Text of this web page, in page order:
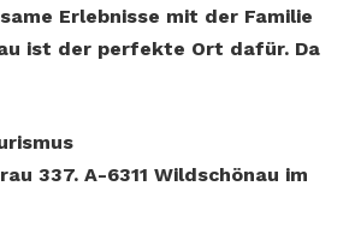
Erlebnisse mit der Familie
ist der perfekte Ort dafür. Da
337. A-6311 Wildschönau im